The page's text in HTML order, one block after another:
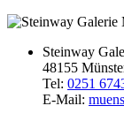
Steinway
48155
Tel: 0251
E-Mail: